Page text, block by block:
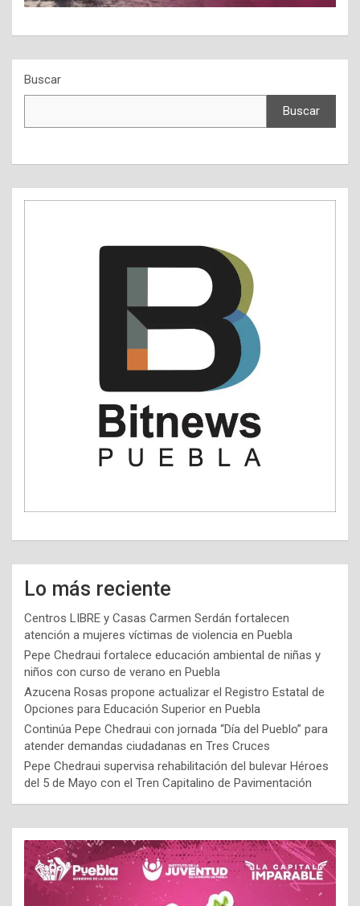
Buscar
Buscar
Lo más reciente
Centros LIBRE y Casas Carmen Serdán fortalecen
atención a mujeres víctimas de violencia en Puebla
Pepe Chedraui fortalece educación ambiental de niñas y
niños con curso de verano en Puebla
Azucena Rosas propone actualizar el Registro Estatal de
Opciones para Educación Superior en Puebla
Continúa Pepe Chedraui con jornada “Día del Pueblo” para
atender demandas ciudadanas en Tres Cruces
Pepe Chedraui supervisa rehabilitación del bulevar Héroes
del 5 de Mayo con el Tren Capitalino de Pavimentación